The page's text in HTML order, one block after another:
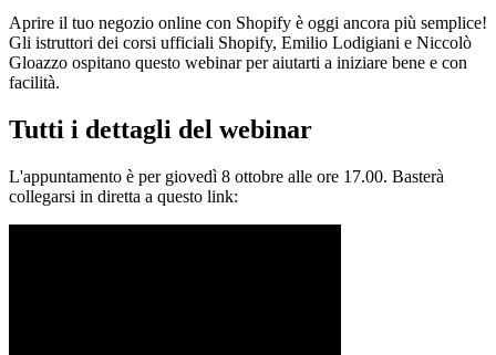
Aprire il tuo negozio online con Shopify è oggi ancora più semplice!
Gli istruttori dei corsi ufficiali Shopify, Emilio Lodigiani e Niccolò
Gloazzo ospitano questo webinar per aiutarti a iniziare bene e con
facilità.
Tutti i dettagli del webinar
L'appuntamento è per giovedì 8 ottobre alle ore 17.00. Basterà
collegarsi in diretta a questo link: